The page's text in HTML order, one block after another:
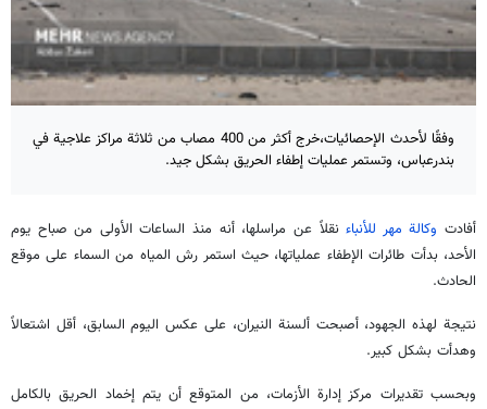
وفقًا لأحدث الإحصائيات،خرج أكثر من 400 مصاب من ثلاثة مراكز علاجية في
بندرعباس، وتستمر عمليات إطفاء الحريق بشكل جيد.
أفادت وكالة مهر للأنباءنقلاً عن مراسلها، أنه منذ الساعات الأولى من صباح يوم
الأحد، بدأت طائرات الإطفاء عملياتها، حيث استمر رش المياه من السماء على موقع
الحادث.
نتيجة لهذه الجهود، أصبحت ألسنة النيران، على عكس اليوم السابق، أقل اشتعالاً
وهدأت بشكل كبير.
وبحسب تقديرات مركز إدارة الأزمات، من المتوقع أن يتم إخماد الحريق بالكامل